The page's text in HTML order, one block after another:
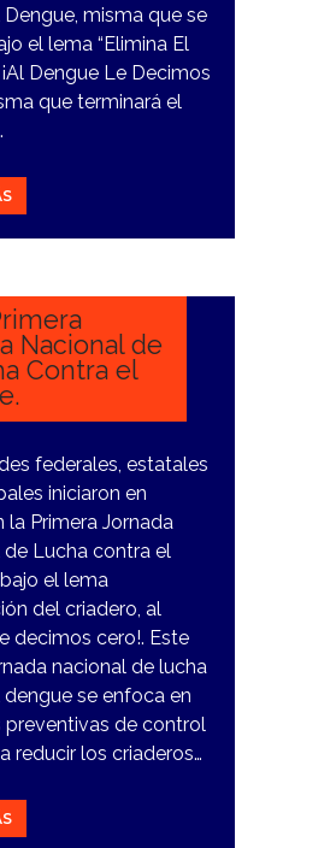
misma que se
el lema “Elimina El
Dengue Le Decimos
que terminará el
Nacional de
Contra el
federales, estatales
iniciaron en
la Primera Jornada
de Lucha contra el
el lema
del criadero, al
decimos cero!. Este
nacional de lucha
se enfoca en
preventivas de control
reducir los criaderos…